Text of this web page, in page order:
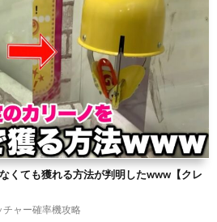
くても獲れる方法が判明したwww【クレ
チャー確率機攻略